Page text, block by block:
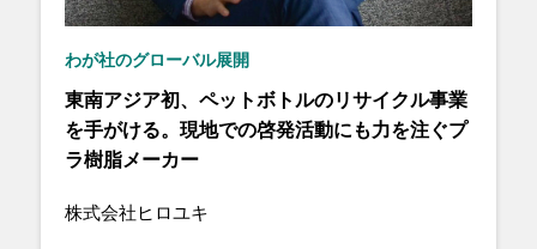
わが社のグローバル展開
東南アジア初、ペットボトルのリサイクル事業
を手がける。現地での啓発活動にも力を注ぐプ
ラ樹脂メーカー
株式会社ヒロユキ